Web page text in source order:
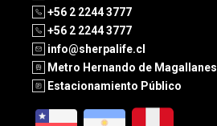
+56 2 2244 3777
+56 2 2244 3777
info@sherpalife.cl
Metro Hernando de Magallanes
Estacionamiento Público